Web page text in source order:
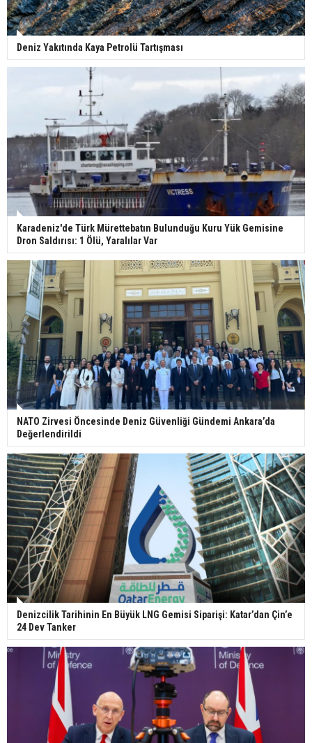
Deniz Yakıtında Kaya Petrolü Tartışması
Karadeniz'de Türk Mürettebatın Bulunduğu Kuru Yük Gemisine
Dron Saldırısı: 1 Ölü, Yaralılar Var
NATO Zirvesi Öncesinde Deniz Güvenliği Gündemi Ankara’da
Değerlendirildi
Denizcilik Tarihinin En Büyük LNG Gemisi Siparişi: Katar’dan Çin’e
24 Dev Tanker